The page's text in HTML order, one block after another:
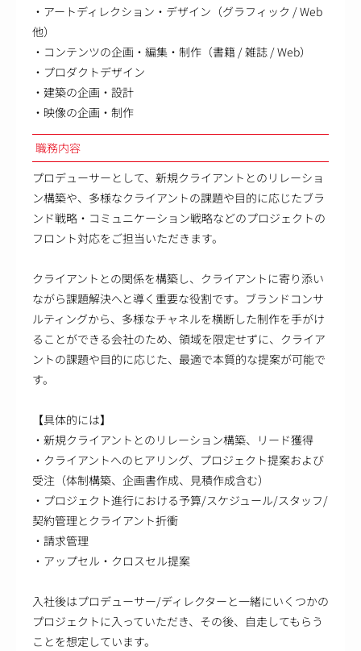
・アートディレクション・デザイン（グラフィック / Web
他）
・コンテンツの企画・編集・制作（書籍 / 雑誌 / Web）
・プロダクトデザイン
・建築の企画・設計
・映像の企画・制作
職務内容
プロデューサーとして、新規クライアントとのリレーショ
ン構築や、多様なクライアントの課題や目的に応じたブラ
ンド戦略・コミュニケーション戦略などのプロジェクトの
フロント対応をご担当いただきます。
クライアントとの関係を構築し、クライアントに寄り添い
ながら課題解決へと導く重要な役割です。ブランドコンサ
ルティングから、多様なチャネルを横断した制作を手がけ
ることができる会社のため、領域を限定せずに、クライア
ントの課題や目的に応じた、最適で本質的な提案が可能で
す。
【具体的には】
・新規クライアントとのリレーション構築、リード獲得
・クライアントへのヒアリング、プロジェクト提案および
受注（体制構築、企画書作成、見積作成含む）
・プロジェクト進行における予算/スケジュール/スタッフ/
契約管理とクライアント折衝
・請求管理
・アップセル・クロスセル提案
入社後はプロデューサー/ディレクターと一緒にいくつかの
プロジェクトに入っていただき、その後、自走してもらう
ことを想定しています。